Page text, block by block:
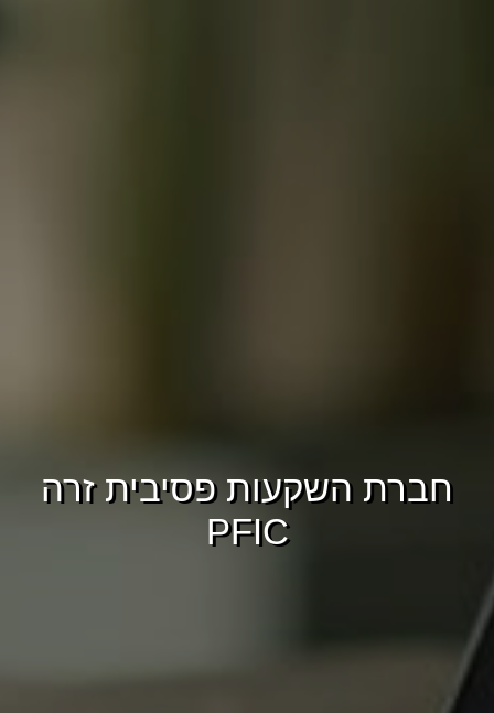
חברת השקעות פסיבית זרה
PFIC